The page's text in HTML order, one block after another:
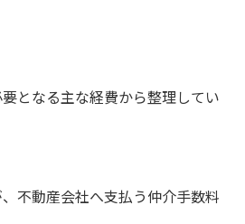
となる主な経費から整理してい
不動産会社へ支払う仲介手数料